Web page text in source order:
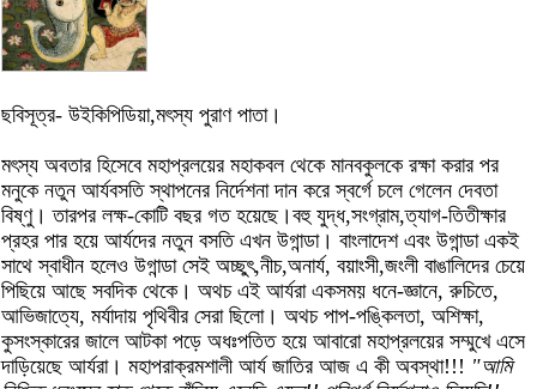
ছবিসূত্র- উইকিপিডিয়া,মৎস্য পুরাণ পাতা।
মৎস্য অবতার হিসেবে মহাপ্রলয়ের মহাকবল থেকে মানবকুলকে রক্ষা করার পর
মনুকে নতুন আর্যবসতি স্থাপনের নির্দেশনা দান করে স্বর্গে চলে গেলেন দেবতা
বিষ্ণু। তারপর লক্ষ-কোটি বছর গত হয়েছে।বহু যুদ্ধ,সংগ্রাম,ত্যাগ-তিতীক্ষার
প্রহর পার হয়ে আর্যদের নতুন বসতি এখন উগান্ডা। বাংলাদেশ এবং উগান্ডা একই
সাথে স্বাধীন হলেও উগান্ডা সেই অচ্ছুৎ,নীচ,অনার্য, বয়াংসী,জংলী বাঙালিদের চেয়ে
পিছিয়ে আছে সবদিক থেকে। অথচ এই আর্যরা একসময় ধনে-জ্ঞানে, রুচিতে,
আভিজাত্যে, মর্যাদায় পৃথিবীর সেরা ছিলো। অথচ পাপ-পঙ্কিলতা, অশিক্ষা,
কুসংস্কারের জালে আটকা পড়ে অধঃপতিত হয়ে আবারো মহাপ্রলয়ের সম্মুখে এসে
দাড়িয়েছে আর্যরা। মহাপরাক্রমশালী আর্য জাতির আজ এ কী অবস্থা!!! "আমি